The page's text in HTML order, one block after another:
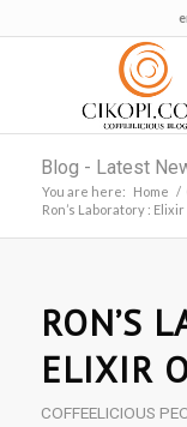
Blog - Latest
You are here: Home /
Ron’s Laboratory :
RON’S
ELIXIR
COFFEELICIOUS